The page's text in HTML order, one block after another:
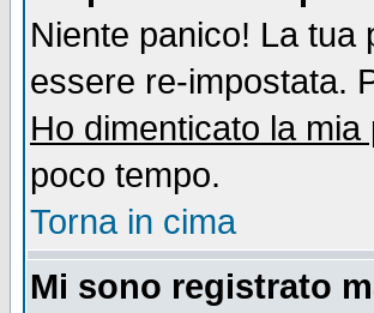
Niente panico! La
essere re-impostata.
Ho dimenticato la mia
poco tempo.
Torna in cima
Mi sono registrato